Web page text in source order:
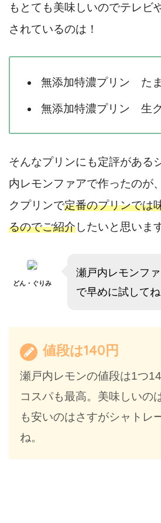
もとても美味しいのでテレビ
されているのは！
無添加特濃プリン た
無添加特濃プリン 生
そんなプリンにも定評がある
内レモンファアで作ったのが
クプリンで定番のプリンでは
るのでご紹介したいと思いま
どん・ぐりみ
瀬戸内レモンフ
で早めに試してね
値段は140円
瀬戸内レモンの値段は1つ
コスパも最高。美味しいの
も安いのはさすがシャトレ
ね。